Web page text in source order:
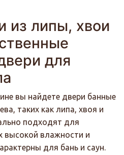
из липы, хвои
для
вы найдете двери банные
таких как липа, хвоя и
подходят для
высокой влажности и
для бань и саун.